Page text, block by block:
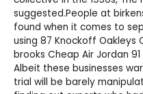
suggested.People at
found when it comes to
using 87 Knockoff Oakleys
brooks Cheap Air Jordan
Albeit these businesses
trial will be barely